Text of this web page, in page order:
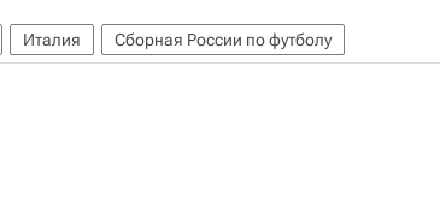
Италия Сборная России по футболу